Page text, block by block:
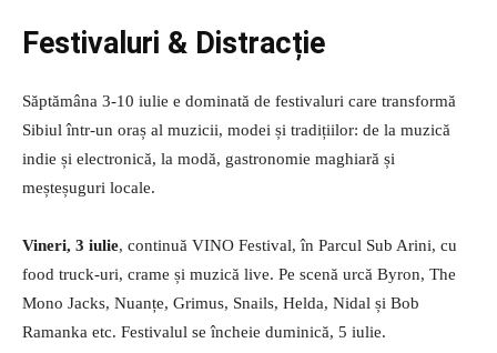
Festivaluri & Distracție
Săptămâna 3-10 iulie e dominată de festivaluri care transformă
Sibiul într-un oraș al muzicii, modei și tradițiilor: de la muzică
indie și electronică, la modă, gastronomie maghiară și
meșteșuguri locale.
Vineri, 3 iulie, continuă VINO Festival, în Parcul Sub Arini, cu
food truck-uri, crame și muzică live. Pe scenă urcă Byron, The
Mono Jacks, Nuanțe, Grimus, Snails, Helda, Nidal și Bob
Ramanka etc. Festivalul se încheie duminică, 5 iulie.